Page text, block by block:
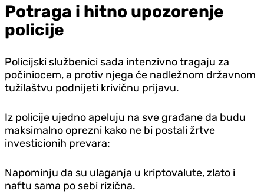
Potraga i hitno upozorenje
policije
Policijski službenici sada intenzivno tragaju za
počiniocem, a protiv njega će nadležnom državnom
tužilaštvu podnijeti krivičnu prijavu.
Iz policije ujedno apeluju na sve građane da budu
maksimalno oprezni kako ne bi postali žrtve
investicionih prevara:
Napominju da su ulaganja u kriptovalute, zlato i
naftu sama po sebi rizična.